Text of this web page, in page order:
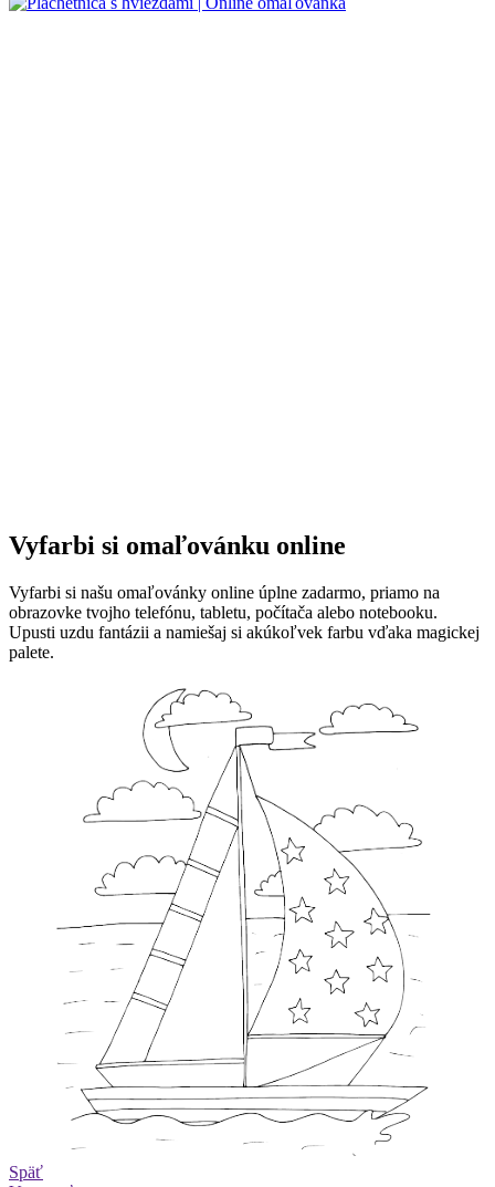
Vyfarbi si omaľovánku online
Vyfarbi si našu omaľovánky online úplne zadarmo, priamo na
obrazovke tvojho telefónu, tabletu, počítača alebo notebooku.
Upusti uzdu fantázii a namiešaj si akúkoľvek farbu vďaka magickej
palete.
Späť